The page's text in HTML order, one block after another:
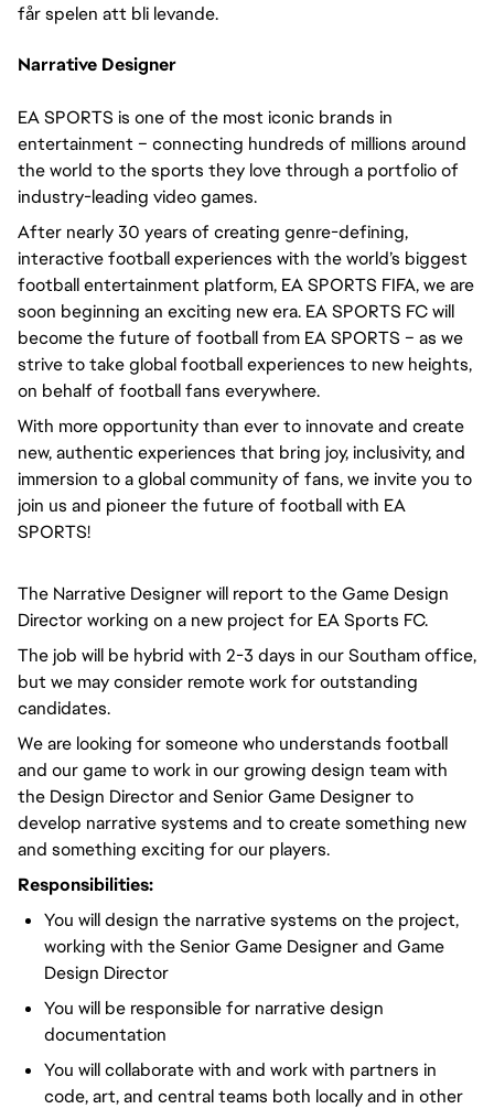
får spelen att bli levande.
Narrative Designer
EA SPORTS is one of the most iconic brands in
entertainment – connecting hundreds of millions around
the world to the sports they love through a portfolio of
industry-leading video games.
After nearly 30 years of creating genre-defining,
interactive football experiences with the world’s biggest
football entertainment platform, EA SPORTS FIFA, we are
soon beginning an exciting new era. EA SPORTS FC will
become the future of football from EA SPORTS – as we
strive to take global football experiences to new heights,
on behalf of football fans everywhere.
With more opportunity than ever to innovate and create
new, authentic experiences that bring joy, inclusivity, and
immersion to a global community of fans, we invite you to
join us and pioneer the future of football with EA
SPORTS!
The Narrative Designer will report to the Game Design
Director working on a new project for EA Sports FC.
The job will be hybrid with 2-3 days in our Southam office,
but we may consider remote work for outstanding
candidates.
We are looking for someone who understands football
and our game to work in our growing design team with
the Design Director and Senior Game Designer to
develop narrative systems and to create something new
and something exciting for our players.
Responsibilities:
You will design the narrative systems on the project,
working with the Senior Game Designer and Game
Design Director
You will be responsible for narrative design
documentation
You will collaborate with and work with partners in
code, art, and central teams both locally and in other